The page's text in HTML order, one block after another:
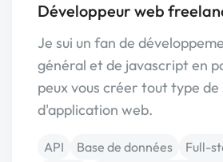
Développeur web
Je sui un fan de
général et de javascript en
peux vous créer tout type de
d'application web.
API Base de données Full-